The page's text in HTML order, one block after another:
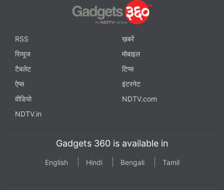
RSS
ख़बरें
रिव्यूज
मोबाइल
टैबलेट
टिप्स
ऐप्स
इंटरनेट
वीडियो
NDTV.com
NDTV.in
Gadgets 360 is available in
English Hindi Bengali Tamil